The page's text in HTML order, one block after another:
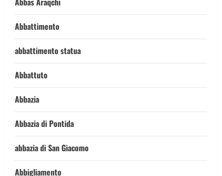
Abbattimento
abbattimento statua
Abbattuto
Abbazia
Abbazia di Pontida
abbazia di San Giacomo
Abbigliamento